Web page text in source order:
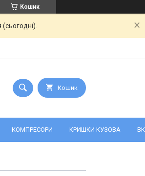
Кошик
Кошик
КОМПРЕСОРИ КРИШКИ КУЗОВА